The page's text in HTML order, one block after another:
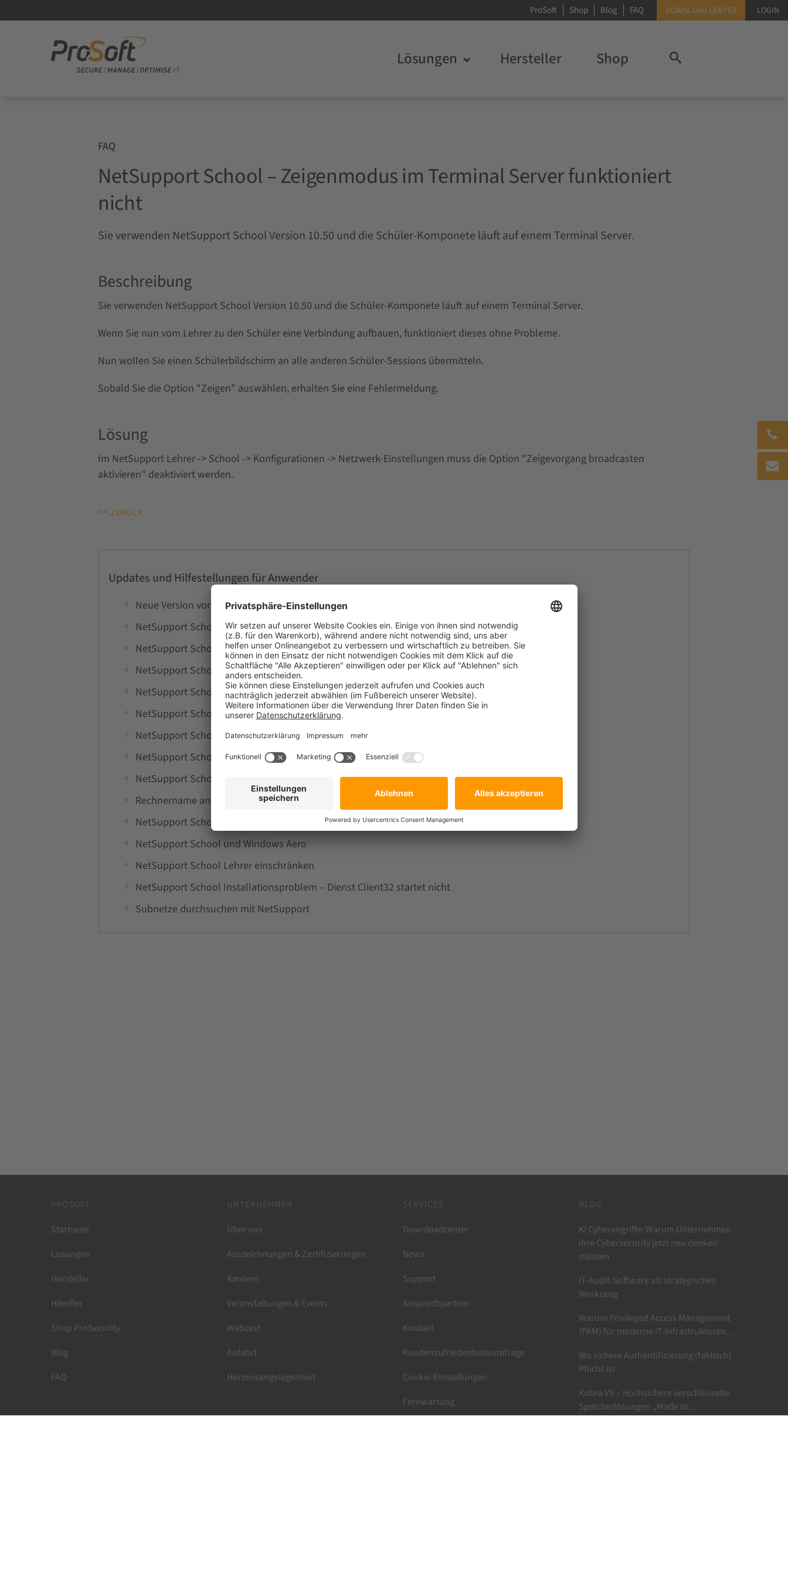
LOGIN
DOWNLOAD CENTER
FAQ
Blog
Shop
ProSoft
Lösungen Hersteller Shop
FAQ
NetSupport School – Zeigenmodus im Terminal Server funktioniert
nicht
Sie verwenden NetSupport School Version 10.50 und die Schüler-Komponete läuft auf einem Terminal Server.
Beschreibung
Sie verwenden NetSupport School Version 10.50 und die Schüler-Komponete läuft auf einem Terminal Server.
Wenn Sie nun vom Lehrer zu den Schüler eine Verbindung aufbauen, funktioniert dieses ohne Probleme.
Nun wollen Sie einen Schülerbildschirm an alle anderen Schüler-Sessions übermitteln.
Sobald Sie die Option "Zeigen" auswählen, erhalten Sie eine Fehlermeldung.
Lösung
Im NetSupport Lehrer -> School -> Konfigurationen -> Netzwerk-Einstellungen muss die Option "Zeigevorgang broadcasten
aktivieren" deaktiviert werden.
<< ZURÜCK
Updates und Hilfestellungen für Anwender
Neue Version von NetSupport School
NetSupport School v14.00.06
NetSupport School v14.00.02
NetSupport School v14.00.04
NetSupport School v14.00.01
NetSupport School v14.00.00
NetSupport School v12.65.01
NetSupport School v12.65.03
NetSupport School for Mac v12.60.01
Rechnername anstatt Anmeldename anzeigen
NetSupport School & Wake on LAN in Subnetze
NetSupport School und Windows Aero
NetSupport School Lehrer einschränken
NetSupport School Installationsproblem – Dienst Client32 startet nicht
Subnetze durchsuchen mit NetSupport
PROSOFT
Startseite
Lösungen
Hersteller
Händler
Shop ProSecurity
Blog
FAQ
UNTERNEHMEN
Über uns
Auszeichnungen & Zertifizierungen
Karriere
Veranstaltungen & Events
Webcast
Anfahrt
Herzensangelegenheit
SERVICES
Downloadcenter
News
Support
Ansprechpartner
Kontakt
Kundenzufriedenheitsumfrage
Cookie-Einstellungen
Fernwartung
BLOG
KI Cyberangriffe: Warum Unternehmen
ihre Cybersecurity jetzt neu denken
müssen
IT-Audit-Software als strategisches
Werkzeug
Warum Privileged Access Management
(PAM) für moderne IT-Infrastrukturen...
Wo sichere Authentifizierung (faktisch)
Pflicht ist
Kobra VS – Hochsichere verschlüsselte
Speicherlösungen „Made in...